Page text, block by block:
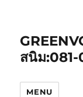
สนิม
MENU